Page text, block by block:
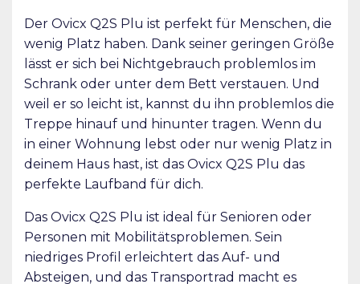
Der Ovicx Q2S Plu ist perfekt für Menschen, die
wenig Platz haben. Dank seiner geringen Größe
lässt er sich bei Nichtgebrauch problemlos im
Schrank oder unter dem Bett verstauen. Und
weil er so leicht ist, kannst du ihn problemlos die
Treppe hinauf und hinunter tragen. Wenn du
in einer Wohnung lebst oder nur wenig Platz in
deinem Haus hast, ist das Ovicx Q2S Plu das
perfekte Laufband für dich.
Das Ovicx Q2S Plu ist ideal für Senioren oder
Personen mit Mobilitätsproblemen. Sein
niedriges Profil erleichtert das Auf- und
Absteigen, und das Transportrad macht es